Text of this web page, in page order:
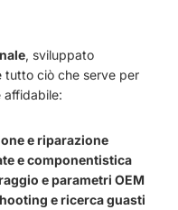
, sviluppato
ciò che serve per
affidabile:
e riparazione
e componentistica
e parametri OEM
e ricerca guasti